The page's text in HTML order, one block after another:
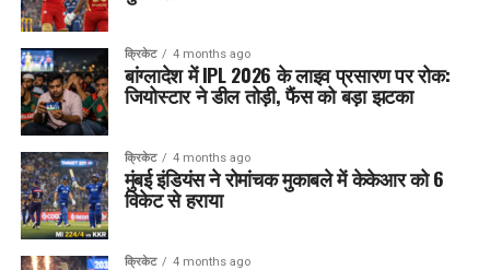
क्रिकेट 4 months ago
बांग्लादेश में IPL 2026 के लाइव प्रसारण पर रोक:
जियोस्टार ने डील तोड़ी, फैंस को बड़ा झटका
क्रिकेट 4 months ago
मुंबई इंडियंस ने रोमांचक मुकाबले में केकेआर को 6
विकेट से हराया
क्रिकेट 4 months ago